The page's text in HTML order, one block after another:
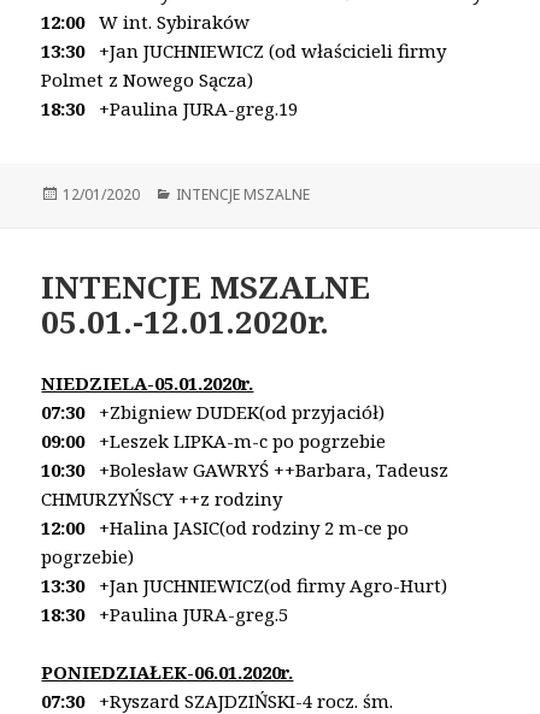
12:00W int. Sybiraków
13:30 +Jan JUCHNIEWICZ (od właścicieli firmy
Polmet z Nowego Sącza)
18:30 +Paulina JURA-greg.19
Opublikowano
12/01/2020 Kategorie
INTENCJE MSZALNE
INTENCJE MSZALNE
05.01.-12.01.2020r.
NIEDZIELA-05.01.2020r.
07:30+Zbigniew DUDEK(od przyjaciół)
09:00+Leszek LIPKA-m-c po pogrzebie
10:30 +Bolesław GAWRYŚ ++Barbara, Tadeusz
CHMURZYŃSCY ++z rodziny
12:00 +Halina JASIC(od rodziny 2 m-ce po
pogrzebie)
13:30 +Jan JUCHNIEWICZ(od firmy Agro-Hurt)
18:30 +Paulina JURA-greg.5
PONIEDZIAŁEK-06.01.2020r.
07:30+Ryszard SZAJDZIŃSKI-4 rocz. śm.